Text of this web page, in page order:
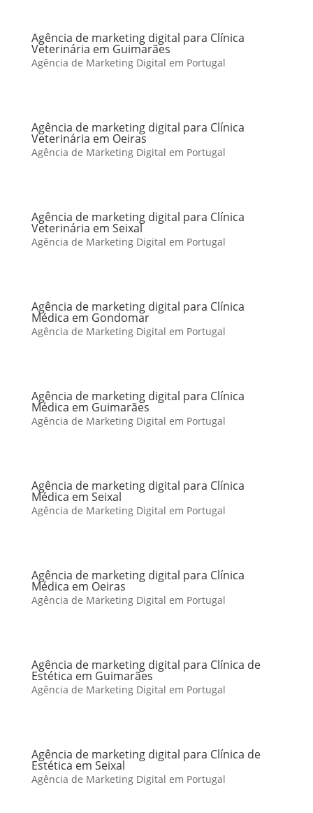
Agência de marketing digital para Clínica
Veterinária em Guimarães
Agência de Marketing Digital em Portugal
Agência de marketing digital para Clínica
Veterinária em Oeiras
Agência de Marketing Digital em Portugal
Agência de marketing digital para Clínica
Veterinária em Seixal
Agência de Marketing Digital em Portugal
Agência de marketing digital para Clínica
Médica em Gondomar
Agência de Marketing Digital em Portugal
Agência de marketing digital para Clínica
Médica em Guimarães
Agência de Marketing Digital em Portugal
Agência de marketing digital para Clínica
Médica em Seixal
Agência de Marketing Digital em Portugal
Agência de marketing digital para Clínica
Médica em Oeiras
Agência de Marketing Digital em Portugal
Agência de marketing digital para Clínica de
Estética em Guimarães
Agência de Marketing Digital em Portugal
Agência de marketing digital para Clínica de
Estética em Seixal
Agência de Marketing Digital em Portugal